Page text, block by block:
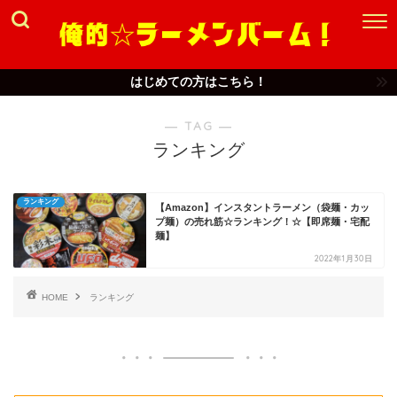
はじめての方はこちら！
― TAG ―
ランキング
ランキング
【Amazon】インスタントラーメン（袋麺・カッ
プ麺）の売れ筋☆ランキング！☆【即席麺・宅配
麺】
2022年1月30日
HOME ランキング